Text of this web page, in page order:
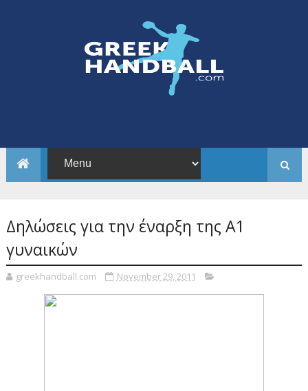
Δηλώσεις για την έναρξη της Α1
γυναικών
greekhandball.com November 29, 2011